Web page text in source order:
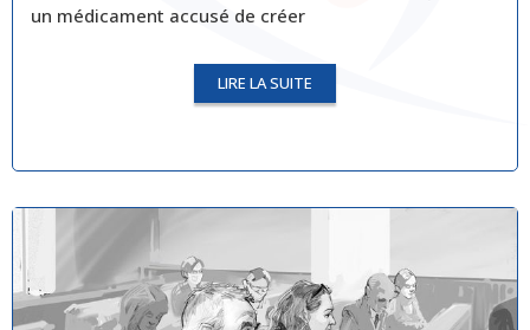
un médicament accusé de créer
LIRE LA SUITE